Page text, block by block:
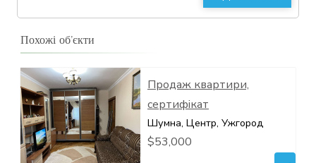
Похожі об’єкти
Продаж квартири,
сертифікат
Шумна, Центр, Ужгород
$53,000